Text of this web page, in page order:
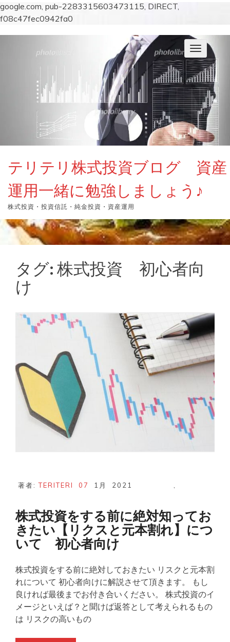
google.com, pub-2283315603473115, DIRECT,
f08c47fec0942fa0
ナ
ビ
ゲ
ー
シ
ョ
ン
を
切
り
替
テリテリ株式投資ブログ 資産
運用一緒に勉強しましょう♪
株式投資・投資信託・純金投資・資産運用
タグ: 株式投資 初心者向
け
著者:TERITERI 07 1月 2021
株式投資をする前に絶対知ってお
きたい【リクスと元本割れ】につ
いて 初心者向け
株式投資をする前に絶対しておきたい リスクと元本割
れについて 初心者向けに解説させて頂きます。 もし
良ければ最後までお付き合いください。 株式投資のイ
メージといえば？と聞けば返答として考えられるもの
は リスクの高いもの